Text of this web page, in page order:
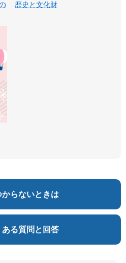
歴史と文化財
からないときは
ある質問と回答